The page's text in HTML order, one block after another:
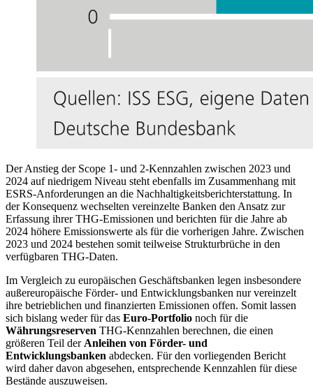
Der Anstieg der Scope 1- und 2-Kennzahlen zwischen 2023 und
2024 auf niedrigem Niveau steht ebenfalls im Zusammenhang mit
ESRS-Anforderungen an die Nachhaltigkeitsberichterstattung. In
der Konsequenz wechselten vereinzelte Banken den Ansatz zur
Erfassung ihrerTHG-Emissionen und berichten für die Jahre ab
2024 höhere Emissionswerte als für die vorherigen Jahre. Zwischen
2023 und 2024 bestehen somit teilweise Strukturbrüche in den
verfügbaren THG-Daten.
Im Vergleich zu europäischen Geschäftsbanken legen insbesondere
außereuropäische Förder- und Entwicklungsbanken nur vereinzelt
ihre betrieblichen und finanzierten Emissionen offen. Somit lassen
sich bislang weder für das Euro-Portfolio noch für die
Währungsreserven THG-Kennzahlen berechnen, die einen
größeren Teil der Anleihen von Förder- und
Entwicklungsbanken abdecken. Für den vorliegenden Bericht
wird daher davon abgesehen, entsprechende Kennzahlen für diese
Bestände auszuweisen.